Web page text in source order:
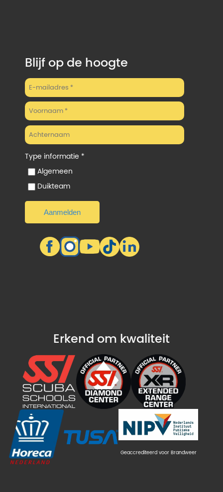
Blijf op de hoogte
Type informatie *
Algemeen
Duikteam
Erkend om kwaliteit
Geaccrediteerd voor Brandweer